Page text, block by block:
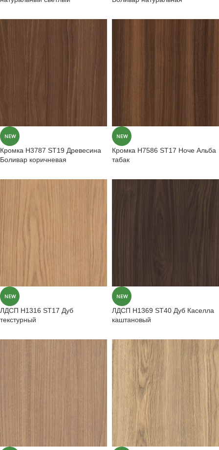
NEW
Кромка H3787 ST19 Древесина
Боливар коричневая
NEW
Кромка H7586 ST17 Ноче Альба
табак
NEW
ЛДСП H1316 ST17 Дуб
текстурный
NEW
ЛДСП H1369 ST40 Дуб Каселла
каштановый